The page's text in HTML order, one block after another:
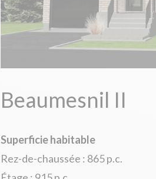
Beaumesnil II
Superficie habitable
Rez-de-chaussée : 865 p.c.